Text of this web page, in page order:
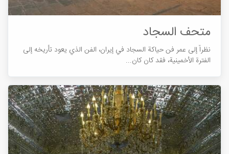
متحف السجاد
نظراً إلی عمر فن حیاکة السجاد في إیران، الفن الذي یعود تأریخه إلی
الفترة الأخمينية، فقد کان کان...